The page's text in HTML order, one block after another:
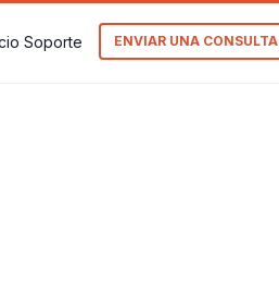
Soporte ENVIAR UNA CONSULTA